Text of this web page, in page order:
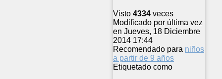
Visto 4334 veces
Modificado por última vez
en Jueves, 18 Diciembre
2014 17:44
Recomendado para niños
a partir de 9 años
Etiquetado como